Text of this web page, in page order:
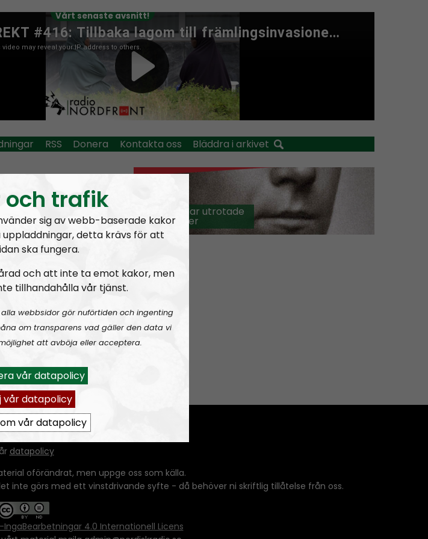
Vårt senaste avsnitt!
RSS Donera Kontakta oss Bläddra i arkivet
än ord Opråb
Tjocka judar utrotade
sex miljoner
Vera Oredsson
datapolicy
oförändrat, men uppge oss som källa.
inte görs med ett vinstdrivande syfte - då behöver ni skriftlig tillåtelse från oss.
4.0 Internationell Licens
och trafik
sig av webb-baserade kakor
detta krävs för att
ska fungera.
och att inte ta emot kakor, men
tillhandahålla vår tjänst.
webbsidor gör nuförtiden och ingenting
om transparens vad gäller den data vi
att avböja eller acceptera.
vår datapolicy
vår datapolicy
vår datapolicy